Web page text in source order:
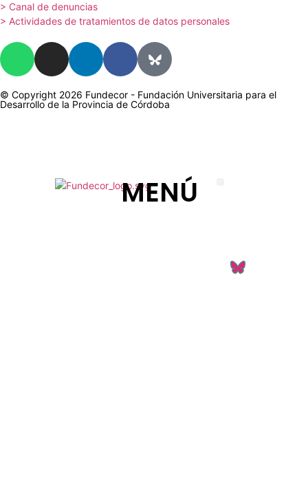
> Canal de denuncias
> Actividades de tratamientos de datos personales
© Copyright 2026 Fundecor - Fundación Universitaria para el
Desarrollo de la Provincia de Córdoba
MENÚ